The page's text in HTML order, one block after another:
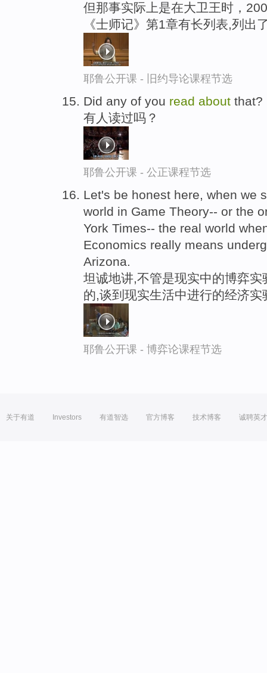
但那事实际上是在大卫王时，
《士师记》第1章有长列表,列出
耶鲁公开课 - 旧约导论课程节选
Did any of you read about that?
有人读过吗？
耶鲁公开课 - 公正课程节选
Let's be honest here, when we
world in Game Theory-- or the
York Times-- the real world
Economics really means
Arizona.
坦诚地讲,不管是现实中的博弈
的,谈到现实生活中进行的经济
耶鲁公开课 - 博弈论课程节选
关于有道 Investors 有道智选 官方博客 技术博客 诚聘英才